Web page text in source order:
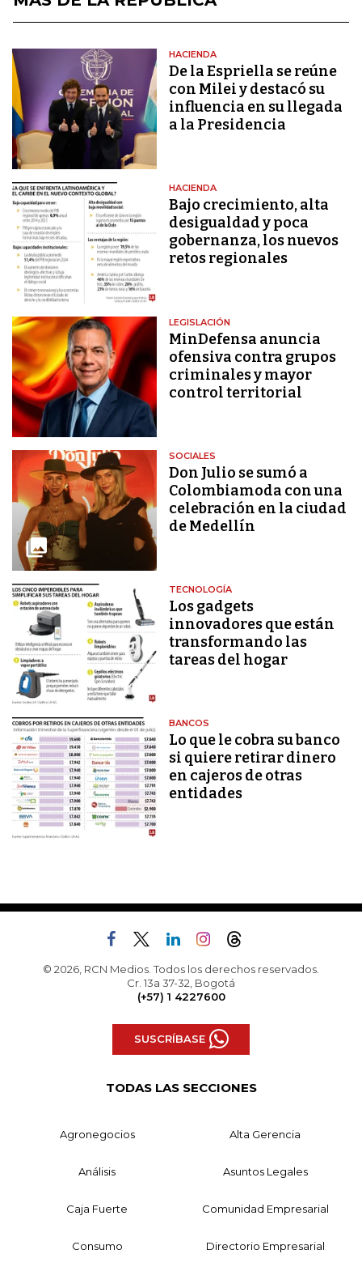
HACIENDA
De la Espriella se reúne
con Milei y destacó su
influencia en su llegada
a la Presidencia
HACIENDA
Bajo crecimiento, alta
desigualdad y poca
gobernanza, los nuevos
retos regionales
LEGISLACIÓN
MinDefensa anuncia
ofensiva contra grupos
criminales y mayor
control territorial
SOCIALES
Don Julio se sumó a
Colombiamoda con una
celebración en la ciudad
de Medellín
TECNOLOGÍA
Los gadgets
innovadores que están
transformando las
tareas del hogar
BANCOS
Lo que le cobra su banco
si quiere retirar dinero
en cajeros de otras
entidades
© 2026, RCN Medios. Todos los derechos reservados.
Cr. 13a 37-32, Bogotá
(+57) 1 4227600
SUSCRÍBASE
TODAS LAS SECCIONES
Agronegocios Alta Gerencia
Análisis Asuntos Legales
Caja Fuerte Comunidad Empresarial
Consumo Directorio Empresarial